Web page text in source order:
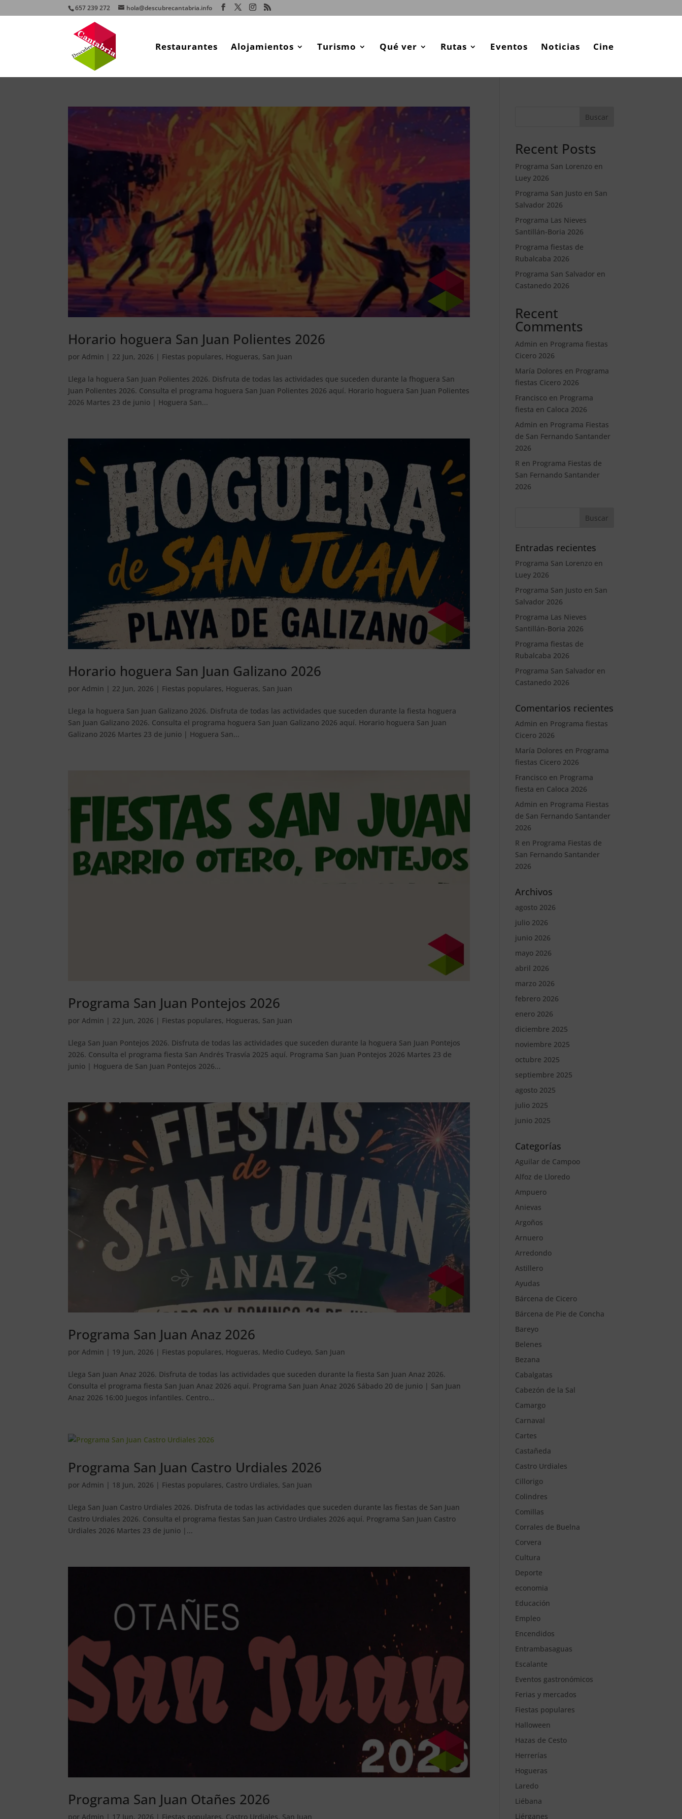
657 239 272 hola@descubrecantabria.info
Restaurantes Alojamientos Turismo Qué ver Rutas Eventos Noticias Cine
Horario hoguera San Juan Polientes 2026
porAdmin | 22 Jun, 2026 | Fiestas populares, Hogueras, San Juan
Llega la hoguera San Juan Polientes 2026. Disfruta de todas las actividades que suceden durante la fhoguera San
Juan Polientes 2026. Consulta el programa hoguera San Juan Polientes 2026 aquí. Horario hoguera San Juan Polientes
2026 Martes 23 de junio | Hoguera San...
Horario hoguera San Juan Galizano 2026
por Admin | 22 Jun, 2026 | Fiestas populares, Hogueras, San Juan
Llega la hoguera San Juan Galizano 2026. Disfruta de todas las actividades que suceden durante la fiesta hoguera
San Juan Galizano 2026. Consulta el programa hoguera San Juan Galizano 2026 aquí. Horario hoguera San Juan
Galizano 2026 Martes 23 de junio | Hoguera San...
Programa San Juan Pontejos 2026
por Admin | 22 Jun, 2026 | Fiestas populares, Hogueras, San Juan
Llega San Juan Pontejos 2026. Disfruta de todas las actividades que suceden durante la hoguera San Juan Pontejos
2026. Consulta el programa fiesta San Andrés Trasvía 2025 aquí. Programa San Juan Pontejos 2026 Martes 23 de
junio | Hoguera de San Juan Pontejos 2026...
Programa San Juan Anaz 2026
porAdmin | 19 Jun, 2026 | Fiestas populares, Hogueras, Medio Cudeyo, San Juan
Llega San Juan Anaz 2026. Disfruta de todas las actividades que suceden durante la fiesta San Juan Anaz 2026.
Consulta el programa fiesta San Juan Anaz 2026 aquí. Programa San Juan Anaz 2026 Sábado 20 de junio | San Juan
Anaz 2026 16:00 Juegos infantiles. Centro...
Programa San Juan Castro Urdiales 2026
porAdmin | 18 Jun, 2026 | Fiestas populares, Castro Urdiales, San Juan
Llega San Juan Castro Urdiales 2026. Disfruta de todas las actividades que suceden durante las fiestas de San Juan
Castro Urdiales 2026. Consulta el programa fiestas San Juan Castro Urdiales 2026 aquí. Programa San Juan Castro
Urdiales 2026 Martes 23 de junio |...
Programa San Juan Otañes 2026
por Admin | 17 Jun, 2026 | Fiestas populares, Castro Urdiales, San Juan
Buscar
Recent Posts
Programa San Lorenzo en
Luey 2026
Programa San Justo en San
Salvador 2026
Programa Las Nieves
Santillán-Boria 2026
Programa fiestas de
Rubalcaba 2026
Programa San Salvador en
Castanedo 2026
Recent
Comments
Admin en Programa fiestas
Cicero 2026
María Dolores en Programa
fiestas Cicero 2026
Francisco en Programa
fiesta en Caloca 2026
Admin en Programa Fiestas
de San Fernando Santander
2026
R en Programa Fiestas de
San Fernando Santander
2026
Entradas recientes
Programa San Lorenzo en
Luey 2026
Programa San Justo en San
Salvador 2026
Programa Las Nieves
Santillán-Boria 2026
Programa fiestas de
Rubalcaba 2026
Programa San Salvador en
Castanedo 2026
Comentarios recientes
Admin en Programa fiestas
Cicero 2026
María Dolores en Programa
fiestas Cicero 2026
Francisco en Programa
fiesta en Caloca 2026
Admin en Programa Fiestas
de San Fernando Santander
2026
R en Programa Fiestas de
San Fernando Santander
2026
Archivos
agosto 2026
julio 2026
junio 2026
mayo 2026
abril 2026
marzo 2026
febrero 2026
enero 2026
diciembre 2025
noviembre 2025
octubre 2025
septiembre 2025
agosto 2025
julio 2025
junio 2025
Categorías
Aguilar de Campoo
Alfoz de Lloredo
Ampuero
Anievas
Argoños
Arnuero
Arredondo
Astillero
Ayudas
Bárcena de Cicero
Bárcena de Pie de Concha
Bareyo
Belenes
Bezana
Cabalgatas
Cabezón de la Sal
Camargo
Carnaval
Cartes
Castañeda
Castro Urdiales
Cillorigo
Colindres
Comillas
Corrales de Buelna
Corvera
Cultura
Deporte
economia
Educación
Empleo
Encendidos
Entrambasaguas
Escalante
Eventos gastronómicos
Ferias y mercados
Fiestas populares
Halloween
Hazas de Cesto
Herrerías
Hogueras
Laredo
Liébana
Liérganes